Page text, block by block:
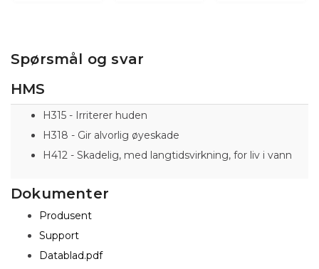
Spørsmål og svar
HMS
H315 - Irriterer huden
H318 - Gir alvorlig øyeskade
H412 - Skadelig, med langtidsvirkning, for liv i vann
Dokumenter
Produsent
Support
Datablad.pdf